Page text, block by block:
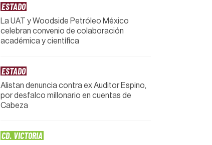
ESTADO
La UAT y Woodside Petróleo México
celebran convenio de colaboración
académica y científica
ESTADO
Alistan denuncia contra ex Auditor Espino,
por desfalco millonario en cuentas de
Cabeza
CD. VICTORIA